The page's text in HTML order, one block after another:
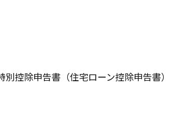
控除申告書（住宅ローン控除申告書）